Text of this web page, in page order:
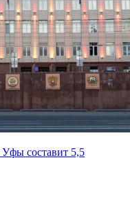
составит 5,5